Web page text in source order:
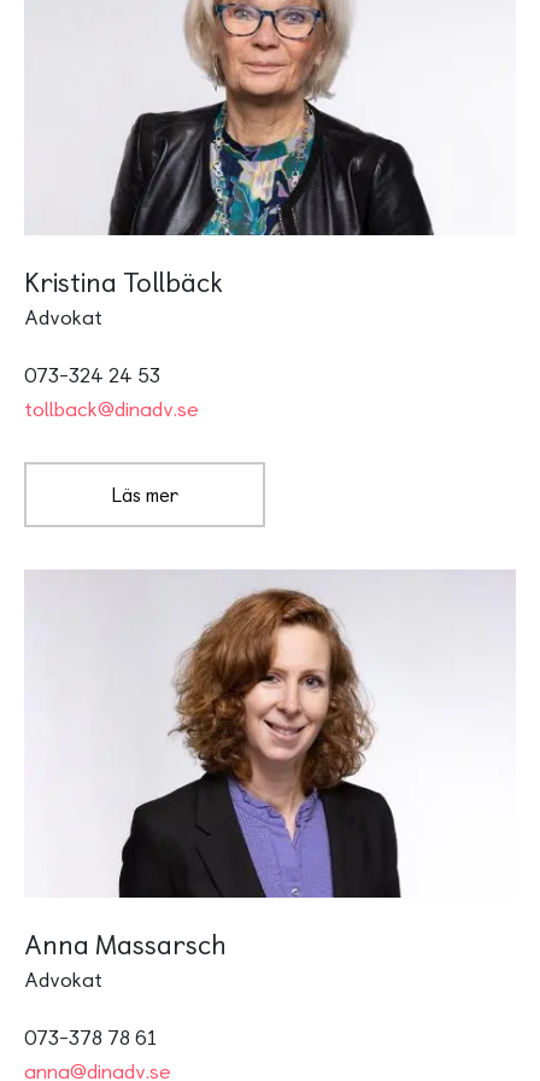
Kristina Tollbäck
Advokat
073-324 24 53
tollback@dinadv.se
Läs mer
Anna Massarsch
Advokat
073-378 78 61
anna@dinadv.se